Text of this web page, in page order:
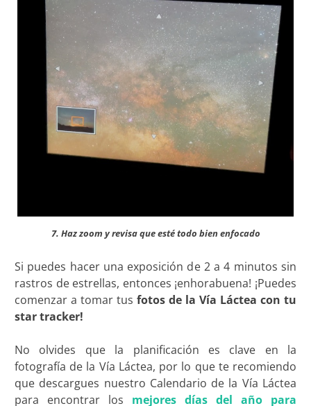
7. Haz zoom y revisa que esté todo bien enfocado
Si puedes hacer una exposición de 2 a 4 minutos sin
rastros de estrellas, entonces ¡enhorabuena! ¡Puedes
comenzar a tomar tus fotos de la Vía Láctea con tu
star tracker!
No olvides que la planificación es clave en la
fotografía de la Vía Láctea, por lo que te recomiendo
que descargues nuestro Calendario de la Vía Láctea
para encontrar los mejores días del año para